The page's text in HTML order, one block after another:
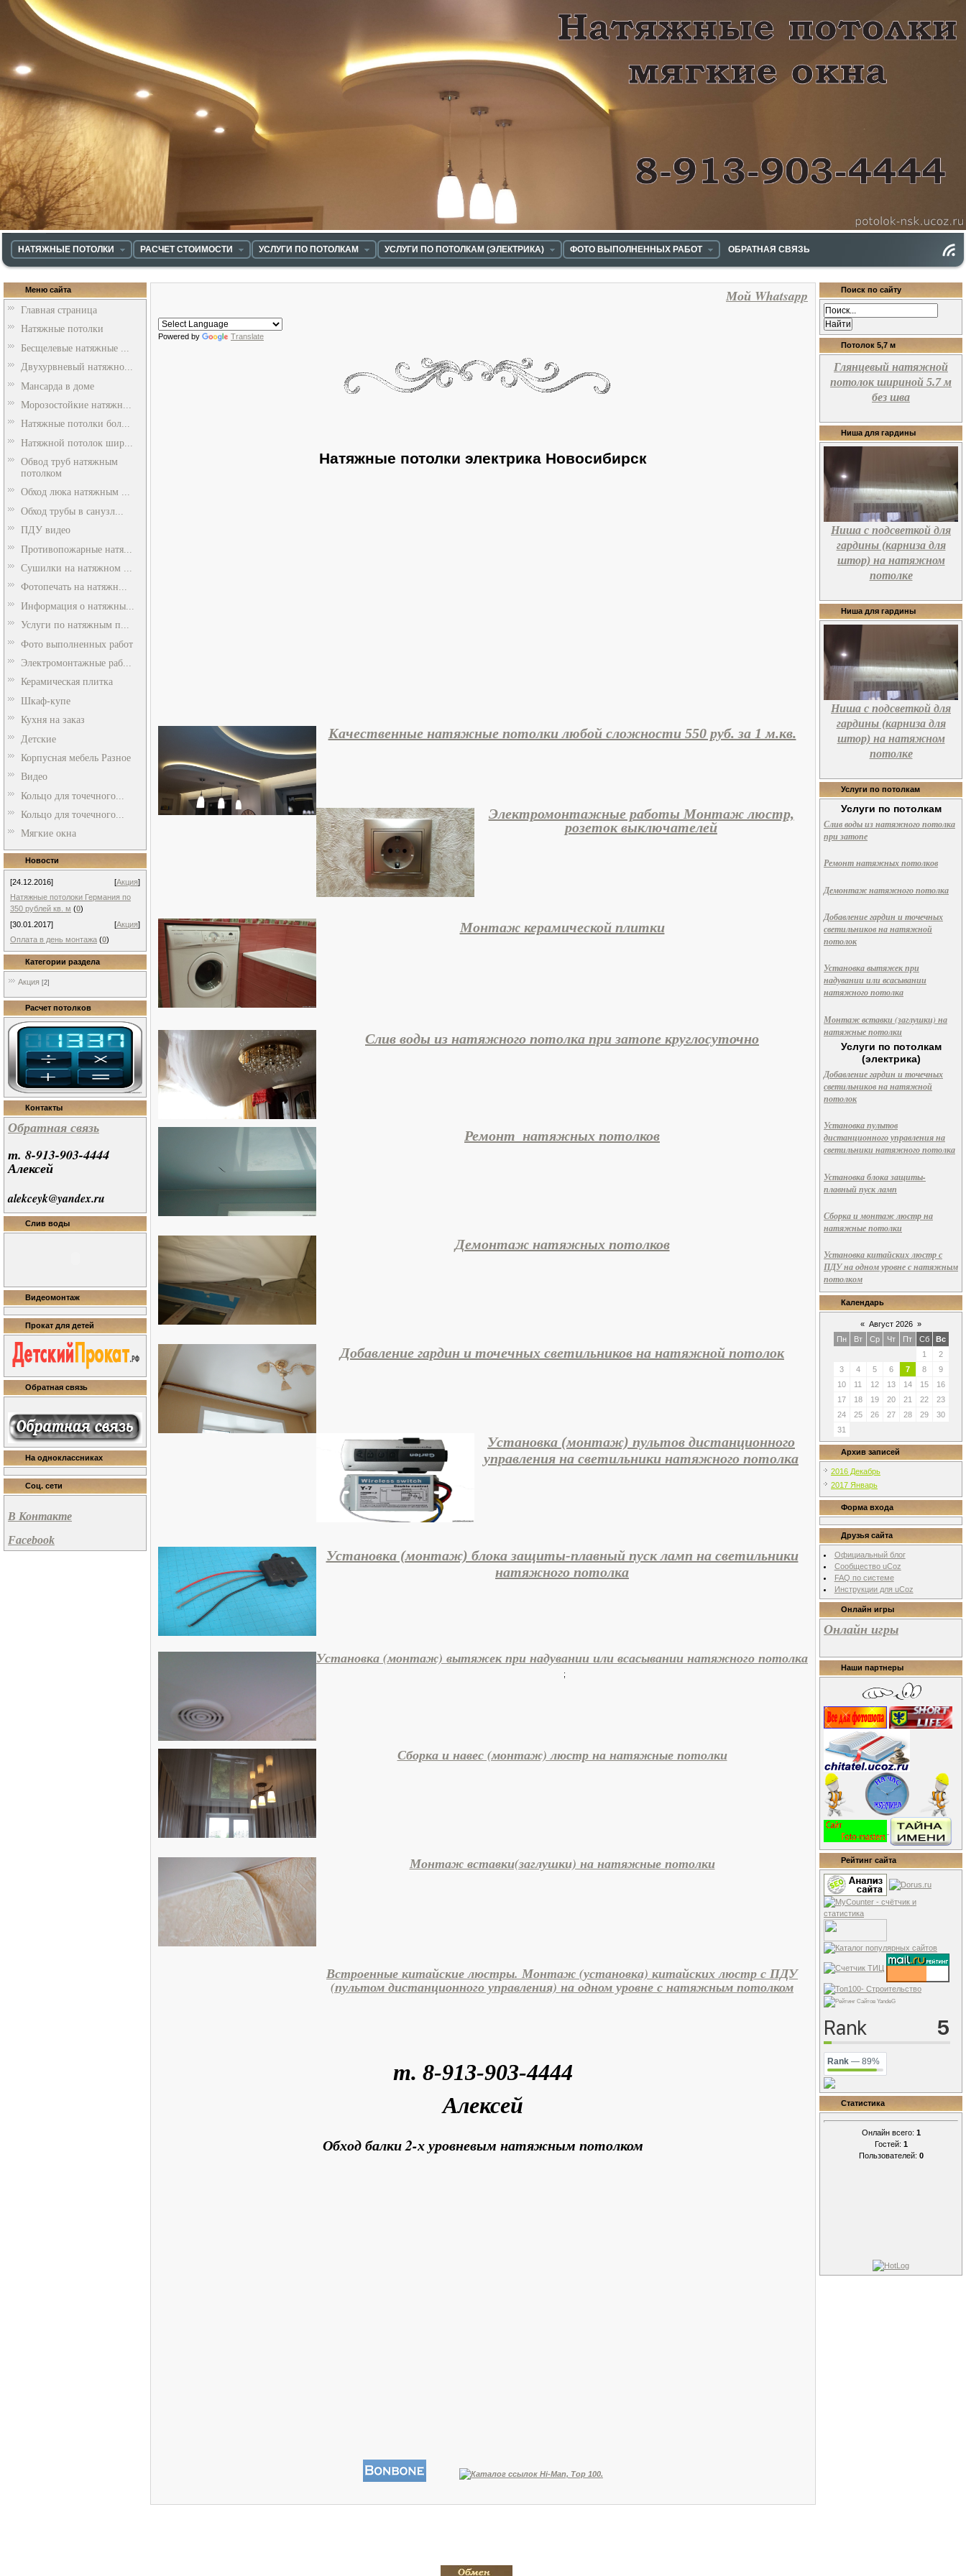
НАТЯЖНЫЕ ПОТОЛКИ РАСЧЕТ СТОИМОСТИ УСЛУГИ ПО ПОТОЛКАМ УСЛУГИ ПО ПОТОЛКАМ (ЭЛЕКТРИКА) ФОТО ВЫПОЛНЕННЫХ РАБОТ
ОБРАТНАЯ СВЯЗЬ
RSS
Меню сайта
Главная страница
Натяжные потолки
Бесщелевые натяжные ...
Двухурвневый натяжно...
Мансарда в доме
Морозостойкие натяжн...
Натяжные потолки бол...
Натяжной потолок шир...
Обвод труб натяжным
потолком
Обход люка натяжным ...
Обход трубы в санузл...
ПДУ видео
Противопожарные натя...
Сушилки на натяжном ...
Фотопечать на натяжн...
Информация о натяжны...
Услуги по натяжным п...
Фото выполненных работ
Электромонтажные раб...
Керамическая плитка
Шкаф-купе
Кухня на заказ
Детские
Корпусная мебель Разное
Видео
Кольцо для точечного...
Кольцо для точечного...
Мягкие окна
Новости
[24.12.2016] [Акция]
Натяжные потолоки Германия по
350 рублей кв. м (0)
[30.01.2017]
[Акция]
Оплата в день монтажа (0)
Категории раздела
Акция [2]
Расчет потолков
Контакты
Обратная связь
т. 8-913-903-4444
Алексей
alekceyk@yandex.ru
Слив воды
Видеомонтаж
Прокат для детей
Обратная связь
На одноклассниках
Соц. сети
В Контакте
Facebook
Мой Whatsapp
Powered by Translate
Натяжные потолки электрика Новосибирск
Качественные натяжные потолки любой сложности 550 руб. за 1 м.кв.
Электромонтажные работы Монтаж люстр,
розеток выключателей
Монтаж керамической плитки
Слив воды из натяжного потолка при затопе круглосуточно
Ремонт натяжных потолков
Демонтаж натяжных потолков
Добавление гардин и точечных светильников на натяжной потолок
Установка (монтаж) пультов дистанционного
управления на светильники натяжного потолка
Установка (монтаж) блока защиты-плавный пуск ламп на светильники
натяжного потолка
Установка (монтаж) вытяжек при надувании или всасывании натяжного потолка
;
Сборка и навес (монтаж) люстр на натяжные потолки
Монтаж вставки(заглушки) на натяжные потолки
Встроенные китайские люстры. Монтаж (установка) китайских люстр с ПДУ
(пультом дистанционного управления) на одном уровне с натяжным потолком
т. 8-913-903-4444
Алексей
Обход балки 2-х уровневым натяжным потолком
Поиск по сайту
Потолок 5,7 м
Глянцевый натяжной
потолок шириной 5.7 м
без шва
Ниша для гардины
Ниша с подсветкой для
гардины (карниза для
штор) на натяжном
потолке
Ниша для гардины
Ниша с подсветкой для
гардины (карниза для
штор) на натяжном
потолке
Услуги по потолкам
Услуги по потолкам
Слив воды из натяжного потолка
при затопе
Ремонт натяжных потолков
Демонтаж натяжного потолка
Добавление гардин и точечных
светильников на натяжной
потолок
Установка вытяжек при
надувании или всасывании
натяжного потолка
Монтаж вставки (заглушки) на
натяжные потолки
Услуги по потолкам
(электрика)
Добавление гардин и точечных
светильников на натяжной
потолок
Установка пультов
дистанционного управления на
светильники натяжного потолка
Установка блока защиты-
плавный пуск ламп
Сборка и монтаж люстр на
натяжные потолки
Установка китайских люстр с
ПДУ на одном уровне с натяжным
потолком
Календарь
« Август 2026 »
Пн
Вт Ср Чт Пт Сб
Вс
1
2
3
4 5 6 7 8
9
10
11 12 13 14 15
16
17
18 19 20 21 22
23
24
25 26 27 28 29
30
31
Архив записей
2016 Декабрь
2017 Январь
Форма входа
Друзья сайта
Официальный блог
Сообщество uCoz
FAQ по системе
Инструкции для uCoz
Онлайн игры
Онлайн игры
Наши партнеры
Рейтинг сайта
Rank — 89%
Статистика
Онлайн всего: 1
Гостей: 1
Пользователей: 0